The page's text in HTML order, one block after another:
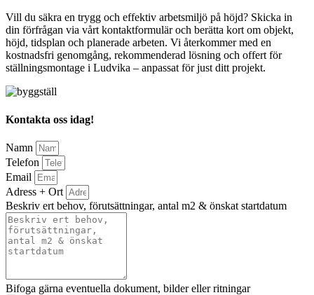
Vill du säkra en trygg och effektiv arbetsmiljö på höjd? Skicka in
din förfrågan via vårt kontaktformulär och berätta kort om objekt,
höjd, tidsplan och planerade arbeten. Vi återkommer med en
kostnadsfri genomgång, rekommenderad lösning och offert för
ställningsmontage i Ludvika – anpassat för just ditt projekt.
Kontakta oss idag!
Namn
Telefon
Email
Adress + Ort
Beskriv ert behov, förutsättningar, antal m2 & önskat startdatum
Bifoga gärna eventuella dokument, bilder eller ritningar